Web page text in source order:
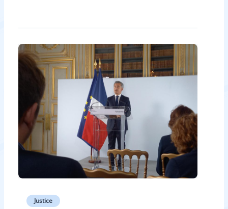
Justice